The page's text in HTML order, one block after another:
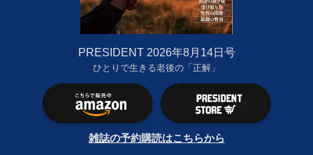
PRESIDENT 2026年8月14日号
ひとりで生きる老後の「正解」
雑誌の予約購読はこちらから